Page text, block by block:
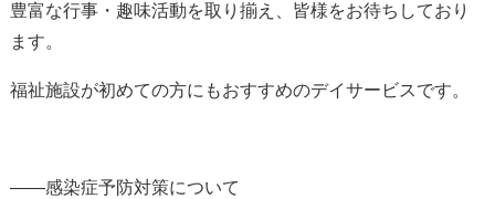
豊富な行事・趣味活動を取り揃え、皆様をお待ちしており
ます。
福祉施設が初めての方にもおすすめのデイサービスです。
——感染症予防対策について